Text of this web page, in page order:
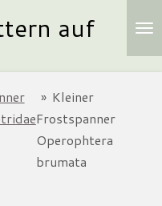
auf
» Kleiner
Frostspanner
Operophtera
brumata